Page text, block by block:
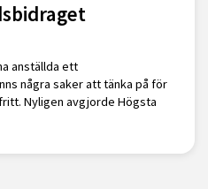
anställda ett
några saker att tänka på för
Nyligen avgjorde Högsta